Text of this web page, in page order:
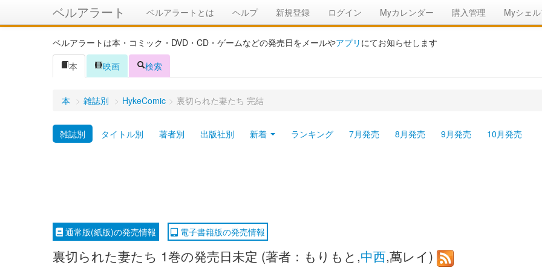
ベルアラート ベルアラートとは ヘルプ 新規登録 ログイン Myカレンダー 購入管理 Myシェル
ベルアラートは本・コミック・DVD・CD・ゲームなどの発売日をメールやアプリ にてお知らせします
本
映画 検索
本 > 雑誌別 > HykeComic > 裏切られた妻たち 完結
雑誌別 タイトル別 著者別 出版社別 新着 ランキング 7月発売 8月発売 9月発売 10月発売
通常版(紙版)の発売情報 電子書籍版の発売情報
裏切られた妻たち 1巻の発売日未定 (著者：もりもと,中西,萬レイ)